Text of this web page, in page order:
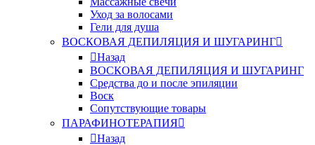
Уход за волосами
Гели для душа
ВОСКОВАЯ ДЕПИЛЯЦИЯ И ШУГАРИНГ
Назад
ВОСКОВАЯ ДЕПИЛЯЦИЯ И ШУГАРИНГ
Средства до и после эпиляции
Воск
Сопутствующие товары
ПАРАФИНОТЕРАПИЯ
Назад